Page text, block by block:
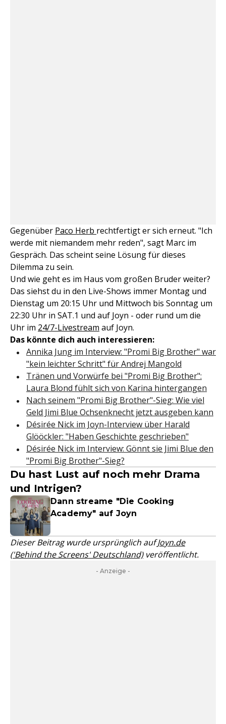
Gegenüber Paco Herb rechtfertigt er sich erneut. "Ich
werde mit niemandem mehr reden", sagt Marc im
Gespräch. Das scheint seine Lösung für dieses
Dilemma zu sein.
Und wie geht es im Haus vom großen Bruder weiter?
Das siehst du in den Live-Shows immer Montag und
Dienstag um 20:15 Uhr und Mittwoch bis Sonntag um
22:30 Uhr in SAT.1 und auf Joyn - oder rund um die
Uhr im 24/7-Livestream auf Joyn.
Das könnte dich auch interessieren:
Annika Jung im Interview: "Promi Big Brother" war
"kein leichter Schritt" für Andrej Mangold
Tränen und Vorwürfe bei "Promi Big Brother":
Laura Blond fühlt sich von Karina hintergangen
Nach seinem "Promi Big Brother"-Sieg: Wie viel
Geld Jimi Blue Ochsenknecht jetzt ausgeben kann
Désirée Nick im Joyn-Interview über Harald
Glööckler: "Haben Geschichte geschrieben"
Désirée Nick im Interview: Gönnt sie Jimi Blue den
"Promi Big Brother"-Sieg?
Du hast Lust auf noch mehr Drama
und Intrigen?
Dann streame "Die Cooking
Academy" auf Joyn
Dieser Beitrag wurde ursprünglich aufJoyn.de
('Behind the Screens' Deutschland)veröffentlicht.
- Anzeige -